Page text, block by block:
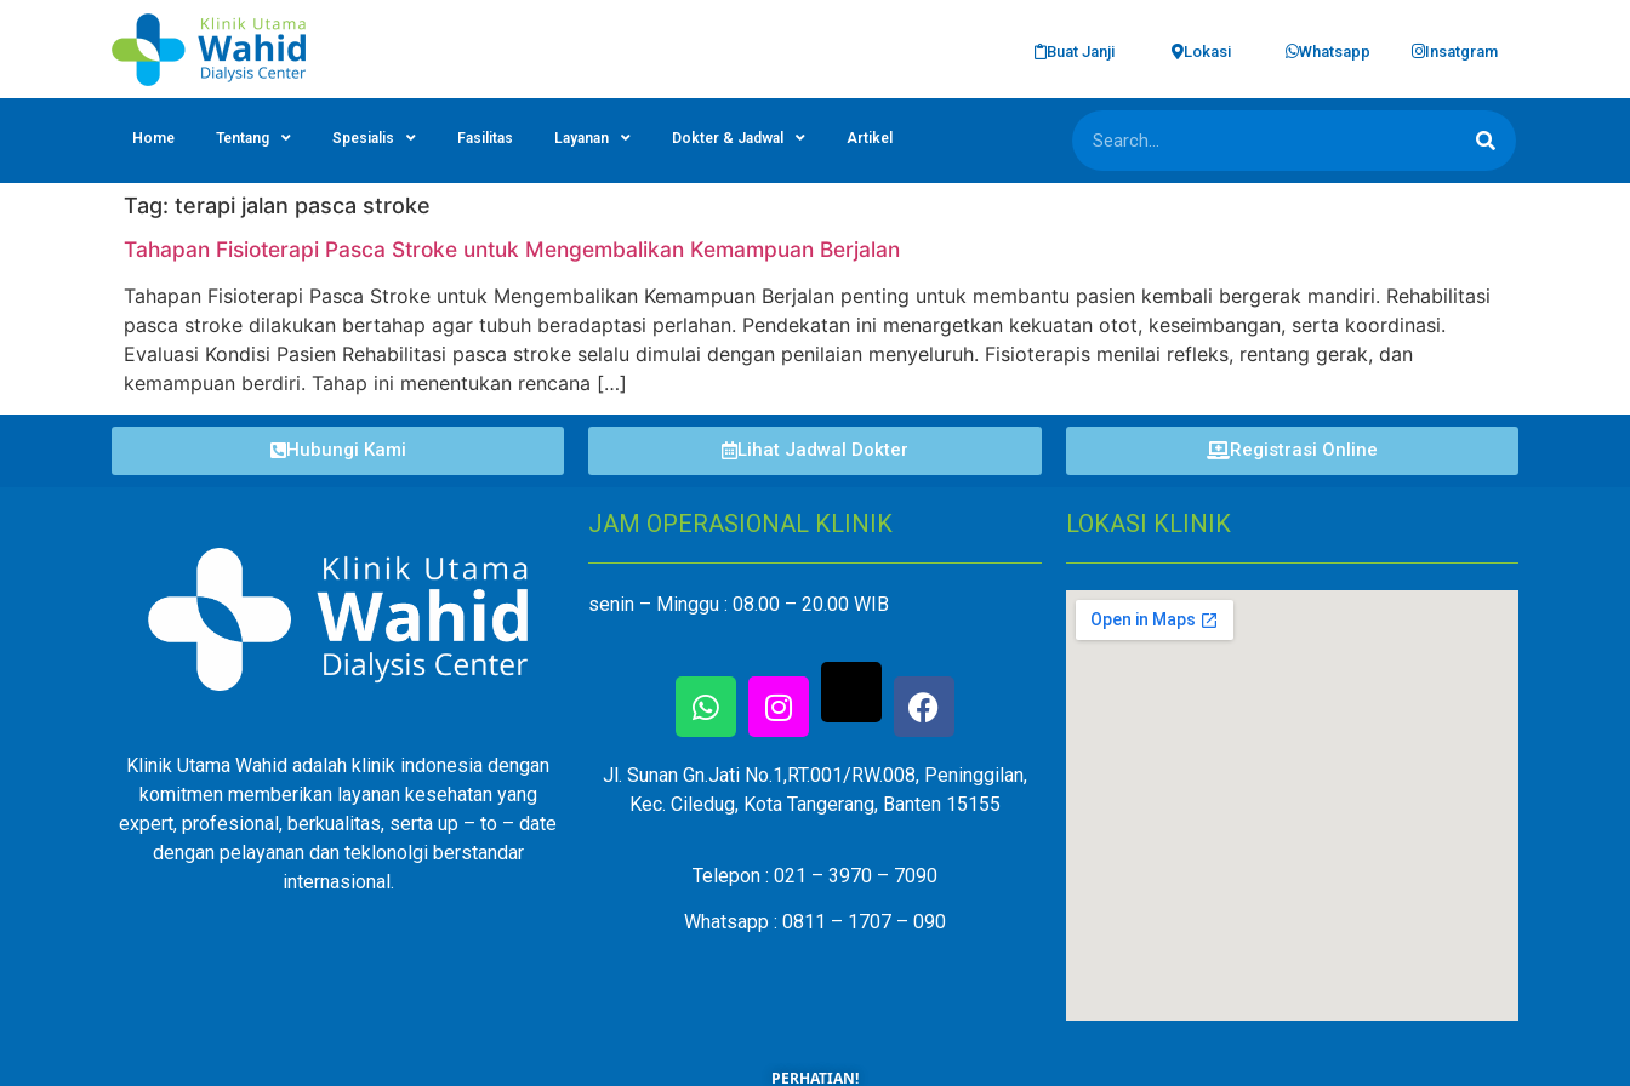
Buat Janji Lokasi Whatsapp Insatgram
Home Tentang Spesialis Fasilitas Layanan Dokter & Jadwal Artikel
Tag: terapi jalan pasca stroke
Tahapan Fisioterapi Pasca Stroke untuk Mengembalikan Kemampuan Berjalan
Tahapan Fisioterapi Pasca Stroke untuk Mengembalikan Kemampuan Berjalan penting untuk membantu pasien kembali bergerak mandiri. Rehabilitasi
pasca stroke dilakukan bertahap agar tubuh beradaptasi perlahan. Pendekatan ini menargetkan kekuatan otot, keseimbangan, serta koordinasi.
Evaluasi Kondisi Pasien Rehabilitasi pasca stroke selalu dimulai dengan penilaian menyeluruh. Fisioterapis menilai refleks, rentang gerak, dan
kemampuan berdiri. Tahap ini menentukan rencana […]
Hubungi Kami Lihat Jadwal Dokter Registrasi Online
Klinik Utama Wahid adalah klinik indonesia dengan
komitmen memberikan layanan kesehatan yang
expert, profesional, berkualitas, serta up – to – date
dengan pelayanan dan teklonolgi berstandar
internasional.
JAM OPERASIONAL KLINIK
senin – Minggu : 08.00 – 20.00 WIB
Jl. Sunan Gn.Jati No.1,RT.001/RW.008, Peninggilan,
Kec. Ciledug, Kota Tangerang, Banten 15155
Telepon : 021 – 3970 – 7090
Whatsapp : 0811 – 1707 – 090
LOKASI KLINIK
PERHATIAN!